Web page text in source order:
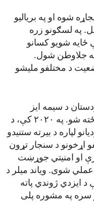
شوه او په بریاليو
په لسګونو زره
ځایه شویو کسانو
ته جلاوطن شول.
د مختلفو ملیشو
د سیمه ایز
حکومت ترمنځ سیاسي جنجال رامنځته شو. په ۲۰۲۰ کې، د
لپاره د بیرته ستنیدو
اړخونو د سنجار تړون
او امنیتي جوړښت
شوی. ویاند میلر د
ایزدي ژوندي پاته
سره په مشوره پلی